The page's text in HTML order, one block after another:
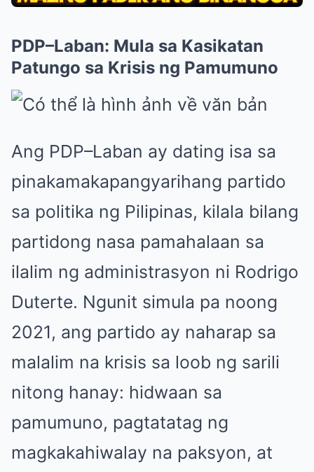
PDP–Laban: Mula sa Kasikatan
Patungo sa Krisis ng Pamumuno
Ang PDP–Laban ay dating isa sa
pinakamakapangyarihang partido
sa politika ng Pilipinas, kilala bilang
partidong nasa pamahalaan sa
ilalim ng administrasyon ni Rodrigo
Duterte. Ngunit simula pa noong
2021, ang partido ay naharap sa
malalim na krisis sa loob ng sarili
nitong hanay: hidwaan sa
pamumuno, pagtatatag ng
magkakahiwalay na paksyon, at